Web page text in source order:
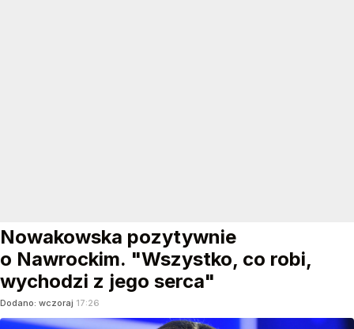
Nowakowska pozytywnie
o Nawrockim. "Wszystko, co robi,
wychodzi z jego serca"
Dodano: wczoraj 17:26